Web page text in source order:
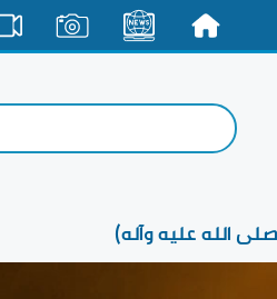
الله عليه وآله)